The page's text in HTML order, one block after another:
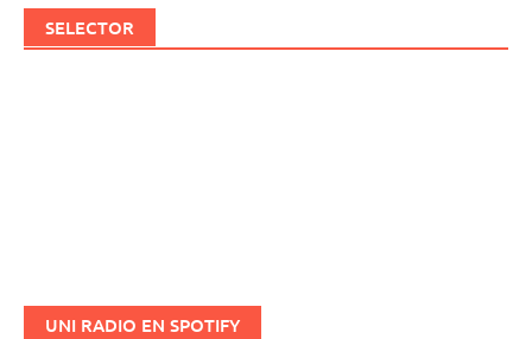
SELECTOR
UNI RADIO EN SPOTIFY